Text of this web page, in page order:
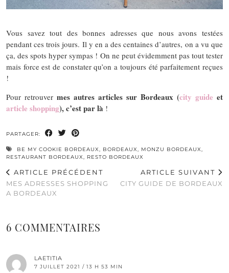
Vous savez tout des bonnes adresses que nous avons testées
pendant ces trois jours. Il y en a des centaines d’autres, on a vu que
ça, des spots hyper sympas ! On ne peut évidemment pas tout tester
mais force est de constater qu’on a toujours été parfaitement reçues
!
Pour retrouver mes autres articles sur Bordeaux (city guide et
article shopping), c’est par là !
PARTAGER:
BE MY COOKIE BORDEAUX, BORDEAUX, MONZU BORDEAUX,
RESTAURANT BORDEAUX, RESTO BORDEAUX
ARTICLE PRÉCÉDENT
MES ADRESSES SHOPPING
A BORDEAUX
ARTICLE SUIVANT
CITY GUIDE DE BORDEAUX
6 COMMENTAIRES
LAETITIA
7 JUILLET 2021 / 13 H 53 MIN